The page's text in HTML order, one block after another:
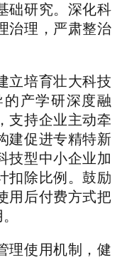
础研究。深化科
治理，严肃整治
立培育壮大科技
产学研深度融
支持企业主动牵
建促进专精特新
技型中小企业加
扣除比例。鼓励
用后付费方式把
理使用机制，健